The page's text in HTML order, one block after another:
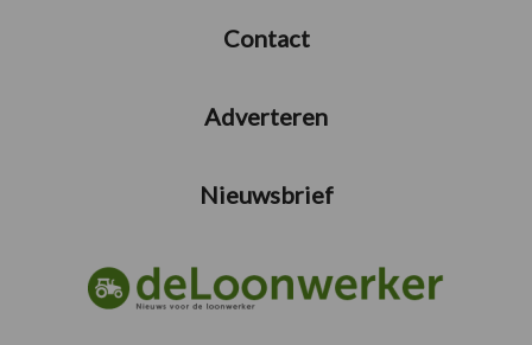
Contact
Adverteren
Nieuwsbrief